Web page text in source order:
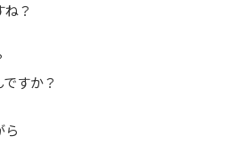
？
すか？
ら